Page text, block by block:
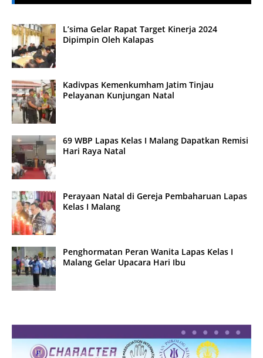
L’sima Gelar Rapat Target Kinerja 2024
Dipimpin Oleh Kalapas
Kadivpas Kemenkumham Jatim Tinjau
Pelayanan Kunjungan Natal
69 WBP Lapas Kelas I Malang Dapatkan Remisi
Hari Raya Natal
Perayaan Natal di Gereja Pembaharuan Lapas
Kelas I Malang
Penghormatan Peran Wanita Lapas Kelas I
Malang Gelar Upacara Hari Ibu